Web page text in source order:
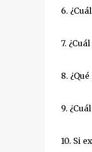
6.
7.
8.
9.
10. Si